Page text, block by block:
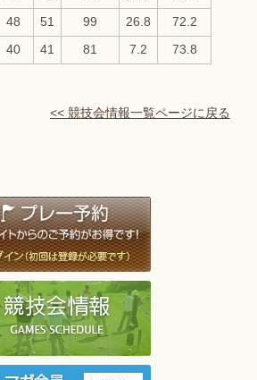
48 51 99 26.8 72.2
40 41 81 7.2 73.8
<< 競技会情報一覧ページに戻る